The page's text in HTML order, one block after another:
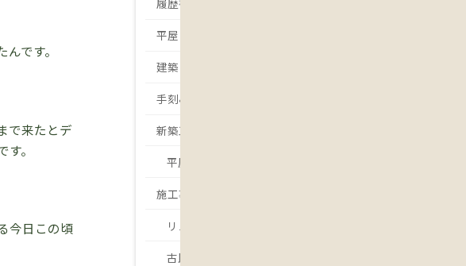
です。
で来たとデ
。
今日この頃
履歴書
平屋
建築日誌
手刻みの家
新築工事
平屋
施工事例
リノベーション・リフォーム
古民家再生